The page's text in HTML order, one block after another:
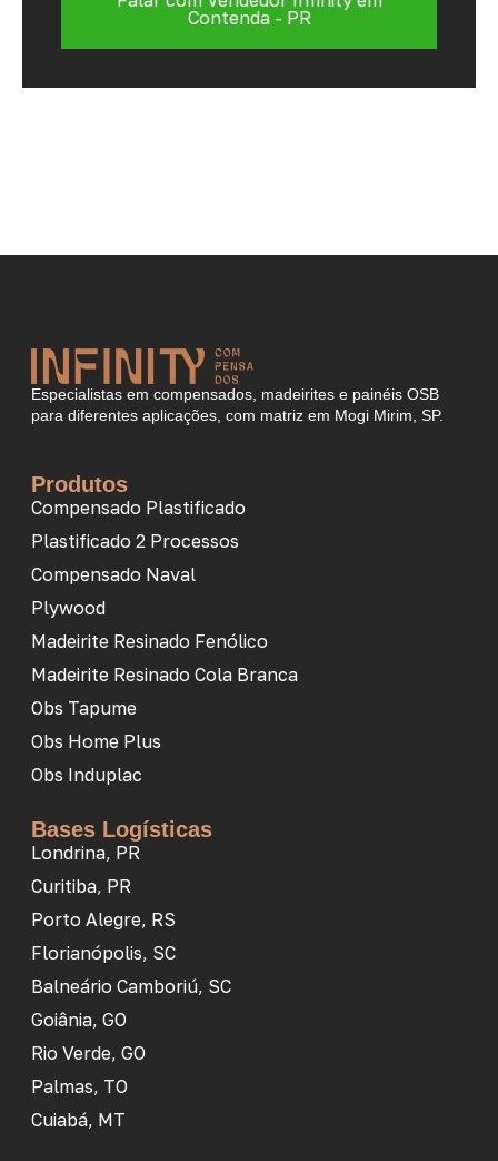
Contenda - PR
Especialistas em compensados, madeirites e painéis OSB
para diferentes aplicações, com matriz em Mogi Mirim, SP.
Produtos
Compensado Plastificado
Plastificado 2 Processos
Compensado Naval
Plywood
Madeirite Resinado Fenólico
Madeirite Resinado Cola Branca
Obs Tapume
Obs Home Plus
Obs Induplac
Bases Logísticas
Londrina, PR
Curitiba, PR
Porto Alegre, RS
Florianópolis, SC
Balneário Camboriú, SC
Goiânia, GO
Rio Verde, GO
Palmas, TO
Cuiabá, MT